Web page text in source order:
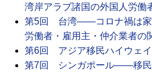
湾岸アラブ諸国の外国人労働
第5回 台湾――コロナ禍は家
労働者・雇用主・仲介業者の
第6回 アジア移民ハイウェ
第7回 シンガポール――移民